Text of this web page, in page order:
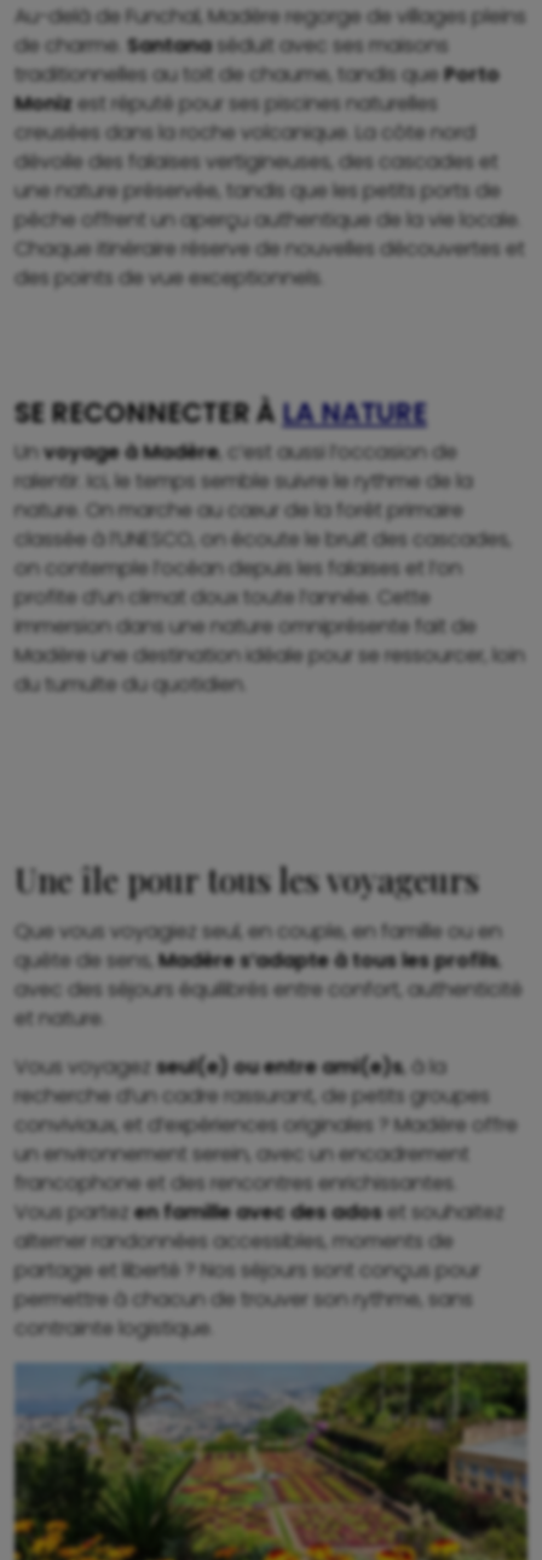
Au-delà de Funchal, Madère regorge de villages pleins
de charme. Santanaséduit avec ses maisons
traditionnelles au toit de chaume, tandis quePorto
Monizest réputé pour ses piscines naturelles
creusées dans la roche volcanique. La côte nord
dévoile des falaises vertigineuses, des cascades et
une nature préservée, tandis que les petits ports de
pêche offrent un aperçu authentique de la vie locale.
Chaque itinéraire réserve de nouvelles découvertes et
des points de vue exceptionnels.
SE RECONNECTER ÀLA NATURE
Un voyage à Madère, c’est aussi l’occasion de
ralentir. Ici, le temps semble suivre le rythme de la
nature. On marche au cœur de la forêt primaire
classée à l’UNESCO, on écoute le bruit des cascades,
on contemple l’océan depuis les falaises et l’on
profite d’un climat doux toute l’année. Cette
immersion dans une nature omniprésente fait de
Madère une destination idéale pour se ressourcer, loin
du tumulte du quotidien.
Une île pour tous les voyageurs
Que vous voyagiez seul, en couple, en famille ou en
quête de sens,Madère s’adapte à tous les profils,
avec des séjours équilibrés entre confort, authenticité
et nature.
Vous voyagez seul(e) ou entre ami(e)s, à la
recherche d’un cadre rassurant, de petits groupes
conviviaux, et d’expériences originales ? Madère offre
un environnement serein, avec un encadrement
francophone et des rencontres enrichissantes.
Vous partezen famille avec des adoset souhaitez
alterner randonnées accessibles, moments de
partage et liberté ? Nos séjours sont conçus pour
permettre à chacun de trouver son rythme, sans
contrainte logistique.